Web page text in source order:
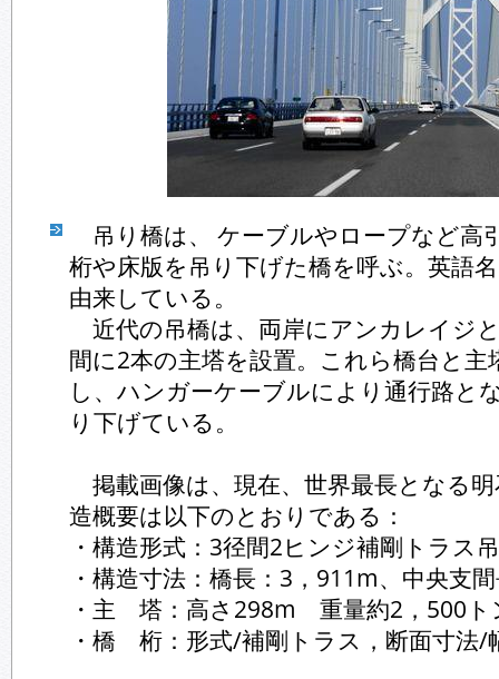
吊り橋は、 ケーブルやロープなど高
桁や床版を吊り下げた橋を呼ぶ。英語
由来している。
近代の吊橋は、両岸にアンカレイジ
間に2本の主塔を設置。これら橋台と
し、ハンガーケーブルにより通行路と
り下げている。
掲載画像は、現在、世界最長となる
造概要は以下のとおりである：
・構造形式：3径間2ヒンジ補剛トラス
・構造寸法：橋長：3，911m、中央支
・主 塔：高さ298m 重量約2，500ト
・橋 桁：形式/補剛トラス，断面寸法